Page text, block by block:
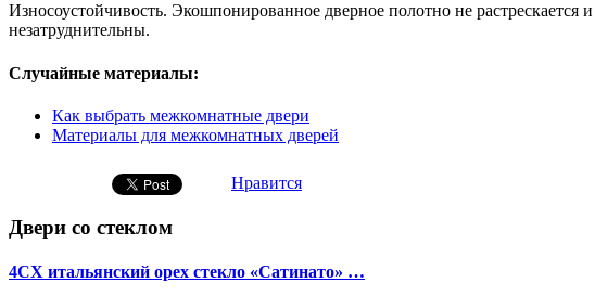
Износоустойчивость. Экошпонированное дверное полотно не
незатруднительны.
Случайные материалы:
Как выбрать межкомнатные двери
Материалы для межкомнатных дверей
Нравится
Двери со стеклом
4CХ итальянский орех стекло «Сатинато» …